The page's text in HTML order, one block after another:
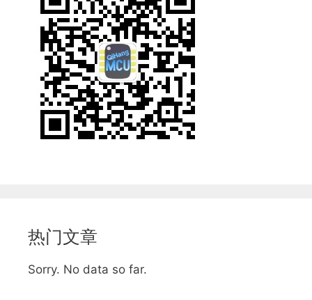
热门文章
Sorry. No data so far.